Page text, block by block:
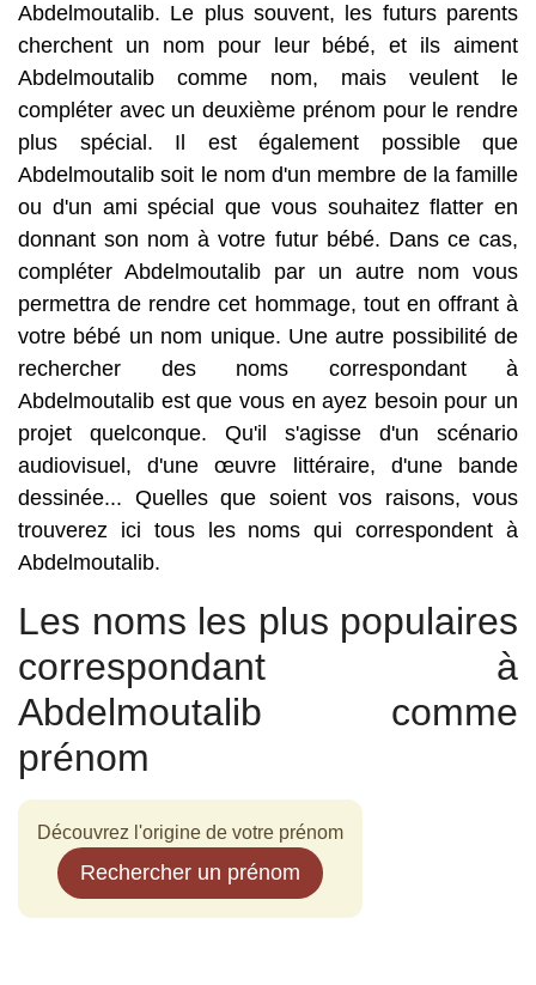
Abdelmoutalib. Le plus souvent, les futurs parents
cherchent un nom pour leur bébé, et ils aiment
Abdelmoutalib comme nom, mais veulent le
compléter avec un deuxième prénom pour le rendre
plus spécial. Il est également possible que
Abdelmoutalib soit le nom d'un membre de la famille
ou d'un ami spécial que vous souhaitez flatter en
donnant son nom à votre futur bébé. Dans ce cas,
compléter Abdelmoutalib par un autre nom vous
permettra de rendre cet hommage, tout en offrant à
votre bébé un nom unique. Une autre possibilité de
rechercher des noms correspondant à
Abdelmoutalib est que vous en ayez besoin pour un
projet quelconque. Qu'il s'agisse d'un scénario
audiovisuel, d'une œuvre littéraire, d'une bande
dessinée... Quelles que soient vos raisons, vous
trouverez ici tous les noms qui correspondent à
Abdelmoutalib.
Les noms les plus populaires
correspondant à
Abdelmoutalib comme
prénom
Découvrez l'origine de votre prénom
Rechercher un prénom